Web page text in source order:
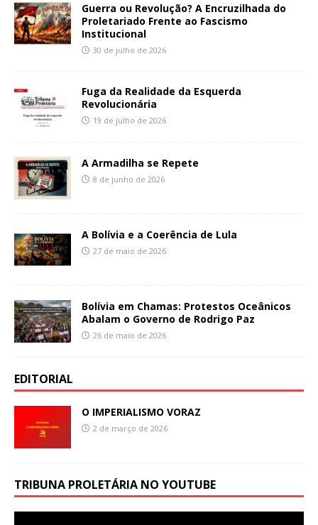
Guerra ou Revolução? A Encruzilhada do
Proletariado Frente ao Fascismo
Institucional
30 de julho de 2026
Fuga da Realidade da Esquerda
Revolucionária
19 de julho de 2026
A Armadilha se Repete
8 de junho de 2026
A Bolívia e a Coerência de Lula
27 de maio de 2026
Bolívia em Chamas: Protestos Oceânicos
Abalam o Governo de Rodrigo Paz
26 de maio de 2026
EDITORIAL
O IMPERIALISMO VORAZ
2 de março de 2026
TRIBUNA PROLETÁRIA NO YOUTUBE